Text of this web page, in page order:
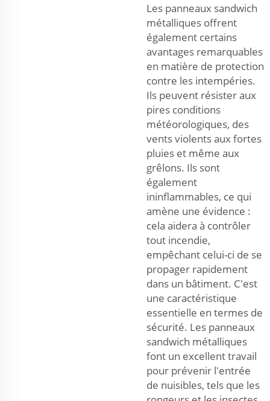
Les panneaux sandwich
métalliques offrent
également certains
avantages remarquables
en matière de protection
contre les intempéries.
Ils peuvent résister aux
pires conditions
météorologiques, des
vents violents aux fortes
pluies et même aux
grêlons. Ils sont
également
ininflammables, ce qui
amène une évidence :
cela aidera à contrôler
tout incendie,
empêchant celui-ci de se
propager rapidement
dans un bâtiment. C'est
une caractéristique
essentielle en termes de
sécurité. Les panneaux
sandwich métalliques
font un excellent travail
pour prévenir l'entrée
de nuisibles, tels que les